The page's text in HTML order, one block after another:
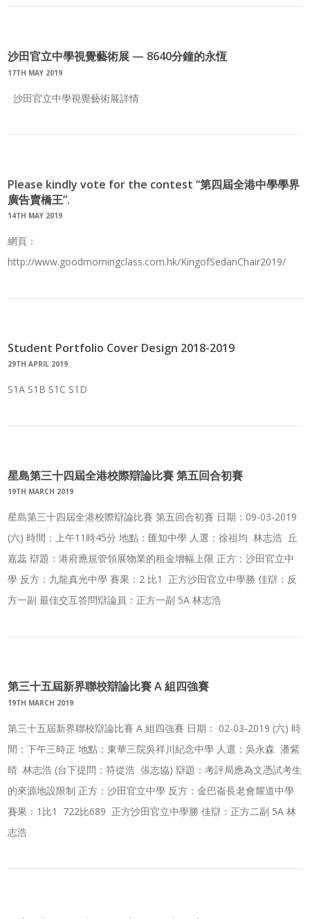
沙田官立中學視覺藝術展 — 8640分鐘的永恆
17TH MAY 2019
沙田官立中學視覺藝術展詳情
Please kindly vote for the contest “第四屆全港中學學界
廣告賣橋王”.
14TH MAY 2019
網頁：
http://www.goodmorningclass.com.hk/KingofSedanChair2019/
Student Portfolio Cover Design 2018-2019
29TH APRIL 2019
S1A S1B S1C S1D
星島第三十四屆全港校際辯論比賽 第五回合初賽
19TH MARCH 2019
星島第三十四屆全港校際辯論比賽 第五回合初賽 日期：09-03-2019
(六) 時間：上午11時45分 地點：匯知中學 人選：徐祖均 林志浩 丘
嘉蕊 辯題：港府應規管領展物業的租金增幅上限 正方：沙田官立中
學 反方：九龍真光中學 賽果：2 比1 正方沙田官立中學勝 佳辯：反
方一副 最佳交互答問辯論員：正方一副 5A 林志浩
第三十五屆新界聯校辯論比賽 A 組四強賽
19TH MARCH 2019
第三十五屆新界聯校辯論比賽 A 組四強賽 日期： 02-03-2019 (六) 時
間：下午三時正 地點：東華三院吳祥川紀念中學 人選：吳永森 潘紫
晴 林志浩 (台下提問：符從浩 張志協) 辯題：考評局應為文憑試考生
的來源地設限制 正方：沙田官立中學 反方：金巴崙長老會耀道中學
賽果：1比1 722比689 正方沙田官立中學勝 佳辯：正方二副 5A 林
志浩